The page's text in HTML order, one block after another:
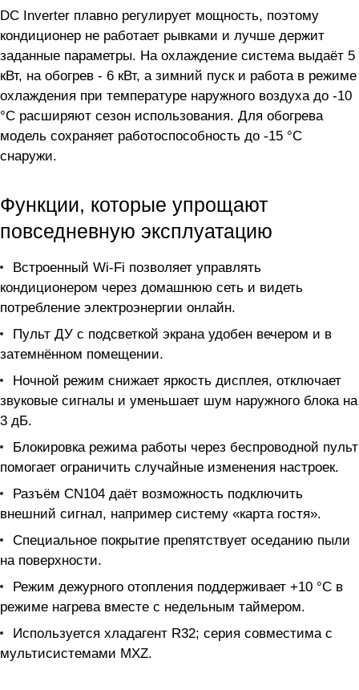
DC Inverter плавно регулирует мощность, поэтому
кондиционер не работает рывками и лучше держит
заданные параметры. На охлаждение система выдаёт 5
кВт, на обогрев - 6 кВт, а зимний пуск и работа в режиме
охлаждения при температуре наружного воздуха до -10
°C расширяют сезон использования. Для обогрева
модель сохраняет работоспособность до -15 °C
снаружи.
Функции, которые упрощают
повседневную эксплуатацию
Встроенный Wi-Fi позволяет управлять
кондиционером через домашнюю сеть и видеть
потребление электроэнергии онлайн.
Пульт ДУ с подсветкой экрана удобен вечером и в
затемнённом помещении.
Ночной режим снижает яркость дисплея, отключает
звуковые сигналы и уменьшает шум наружного блока на
3 дБ.
Блокировка режима работы через беспроводной пульт
помогает ограничить случайные изменения настроек.
Разъём CN104 даёт возможность подключить
внешний сигнал, например систему «карта гостя».
Специальное покрытие препятствует оседанию пыли
на поверхности.
Режим дежурного отопления поддерживает +10 °C в
режиме нагрева вместе с недельным таймером.
Используется хладагент R32; серия совместима с
мультисистемами MXZ.